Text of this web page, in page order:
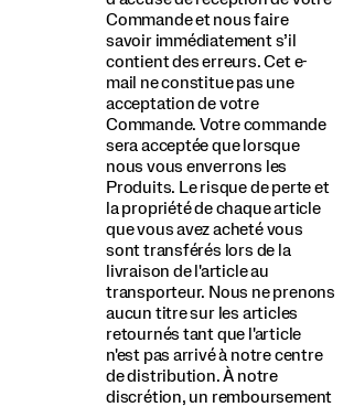
Commande et nous faire
savoir immédiatement s’il
contient des erreurs. Cet e-
mail ne constitue pas une
acceptation de votre
Commande. Votre commande
sera acceptée que lorsque
nous vous enverrons les
Produits. Le risque de perte et
la propriété de chaque article
que vous avez acheté vous
sont transférés lors de la
livraison de l'article au
transporteur. Nous ne prenons
aucun titre sur les articles
retournés tant que l'article
n'est pas arrivé à notre centre
de distribution. À notre
discrétion, un remboursement